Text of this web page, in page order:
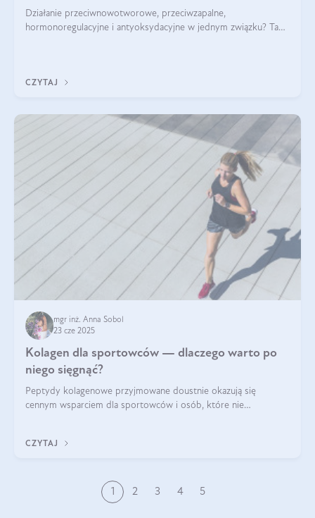
Działanie przeciwnowotworowe, przeciwzapalne,
hormonoregulacyjne i antyoksydacyjne w jednym związku? Tak
CZYTAJ
mgr inż. Anna Sobol
23 cze 2025
Kolagen dla sportowców — dlaczego warto po
niego sięgnąć?
Peptydy kolagenowe przyjmowane doustnie okazują się
cennym wsparciem dla sportowców i osób, które nie
CZYTAJ
1 2 3 4 5